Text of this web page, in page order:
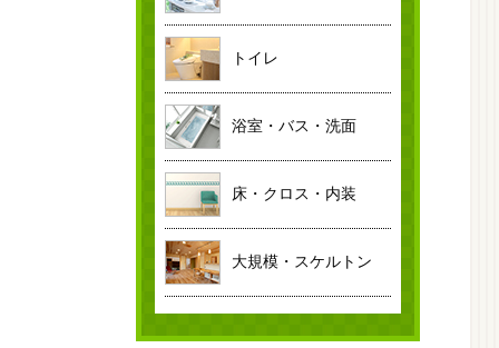
トイレ
浴室・バス・洗面
床・クロス・内装
大規模・スケルトン